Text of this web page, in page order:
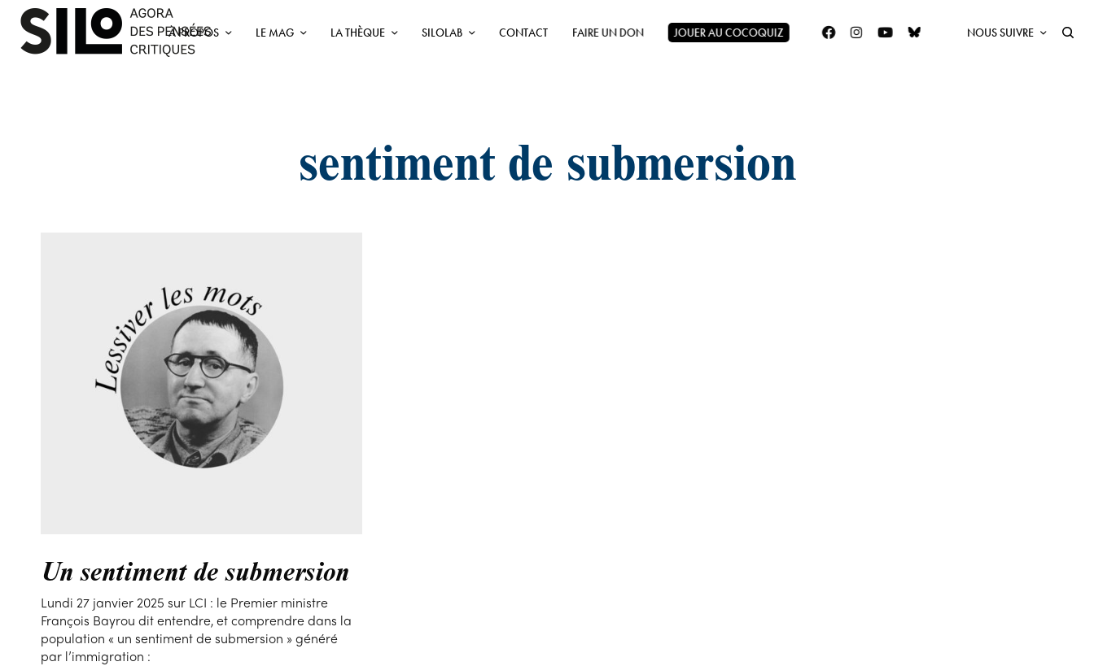
À PROPOS LE MAG LA THÈQUE SILOLAB CONTACT FAIRE UN DON JOUER AU COCOQUIZ NOUS SUIVRE
sentiment de submersion
Un sentiment de submersion
Lundi 27 janvier 2025 sur LCI : le Premier ministre
François Bayrou dit entendre, et comprendre dans la
population « un sentiment de submersion » généré
par l’immigration :